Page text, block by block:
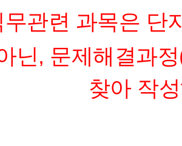
무관련 과목은 단
닌, 문제해결과
찾아 작